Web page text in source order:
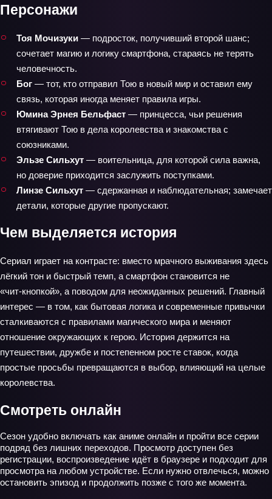
Персонажи
Тоя Мочизуки — подросток, получивший второй шанс;
сочетает магию и логику смартфона, стараясь не терять
человечность.
Бог — тот, кто отправил Тою в новый мир и оставил ему
связь, которая иногда меняет правила игры.
Юмина Эрнея Бельфаст — принцесса, чьи решения
втягивают Тою в дела королевства и знакомства с
союзниками.
Эльзе Сильхут — воительница, для которой сила важна,
но доверие приходится заслужить поступками.
Линзе Сильхут — сдержанная и наблюдательная; замечает
детали, которые другие пропускают.
Чем выделяется история
Сериал играет на контрасте: вместо мрачного выживания здесь
лёгкий тон и быстрый темп, а смартфон становится не
«чит‑кнопкой», а поводом для неожиданных решений. Главный
интерес — в том, как бытовая логика и современные привычки
сталкиваются с правилами магического мира и меняют
отношение окружающих к герою. История держится на
путешествии, дружбе и постепенном росте ставок, когда
простые просьбы превращаются в выбор, влияющий на целые
королевства.
Смотреть онлайн
Сезон удобно включать как аниме онлайн и пройти все серии
подряд без лишних переходов. Просмотр доступен без
регистрации, воспроизведение идёт в браузере и подходит для
просмотра на любом устройстве. Если нужно отвлечься, можно
остановить эпизод и продолжить позже с того же момента.